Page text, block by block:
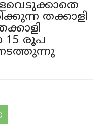
തക്കാളി
15 രൂപ
നടത്തുന്നു